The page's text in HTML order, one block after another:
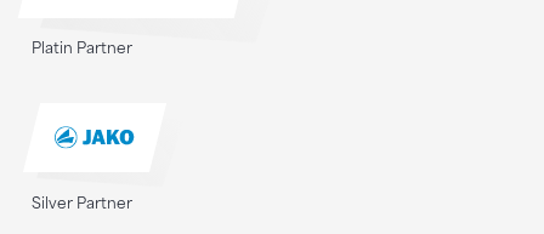
Platin Partner
Silver Partner